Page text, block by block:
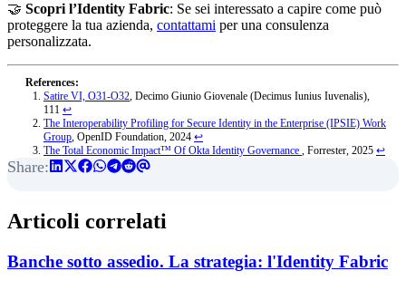
🤝 Scopri l’Identity Fabric: Se sei interessato a capire come può
proteggere la tua azienda, contattami per una consulenza
personalizzata.
Satire VI, O31-O32, Decimo Giunio Giovenale (Decimus Iunius Iuvenalis),
111 ↩︎
The Interoperability Profiling for Secure Identity in the Enterprise (IPSIE) Work
Group, OpenID Foundation, 2024 ↩︎
The Total Economic Impact™ Of Okta Identity Governance , Forrester, 2025 ↩︎
Articoli correlati
Banche sotto assedio. La strategia: l'Identity Fabric